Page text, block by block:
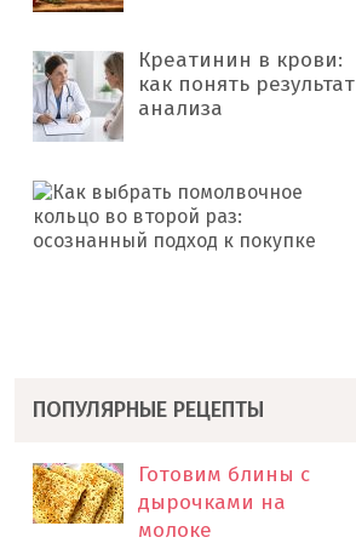
Креатинин в крови:
как понять результат
анализа
ПОПУЛЯРНЫЕ РЕЦЕПТЫ
Готовим блины с
дырочками на
молоке